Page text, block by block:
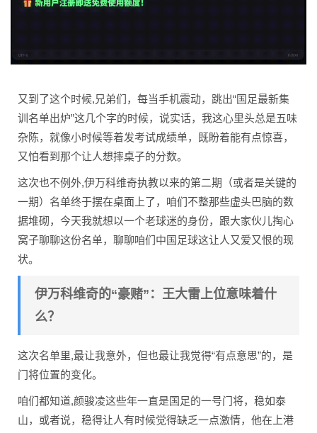
又到了这个时候,兄弟们，每当手机震动，跳出“国足最新集
训名单出炉”这几个字的时候，说实话，我这心里头总是五味
杂陈，就像小时候等着发考试成绩单，既盼着能有点惊喜，
又怕看到那个让人想摔桌子的分数。
这次也不例外,伊万科维奇执教以来的第二期（或者是关键的
一期）名单终于摆在桌面上了，咱们不整那些虚头巴脑的数
据堆砌，今天我就想以一个老球迷的身份，跟大家伙儿掏心
窝子聊聊这份名单，聊聊咱们中国足球这让人又爱又恨的现
状。
伊万科维奇的“豪赌”：王大雷上位意味着什
么？
这次名单里,最让我意外，但也最让我觉得“有点意思”的，是
门将位置的变化。
咱们都知道,颜骏凌这些年一直是国足的一号门将，稳如泰
山，或者说，稳得让人有时候觉得缺乏一点激情，他在上港